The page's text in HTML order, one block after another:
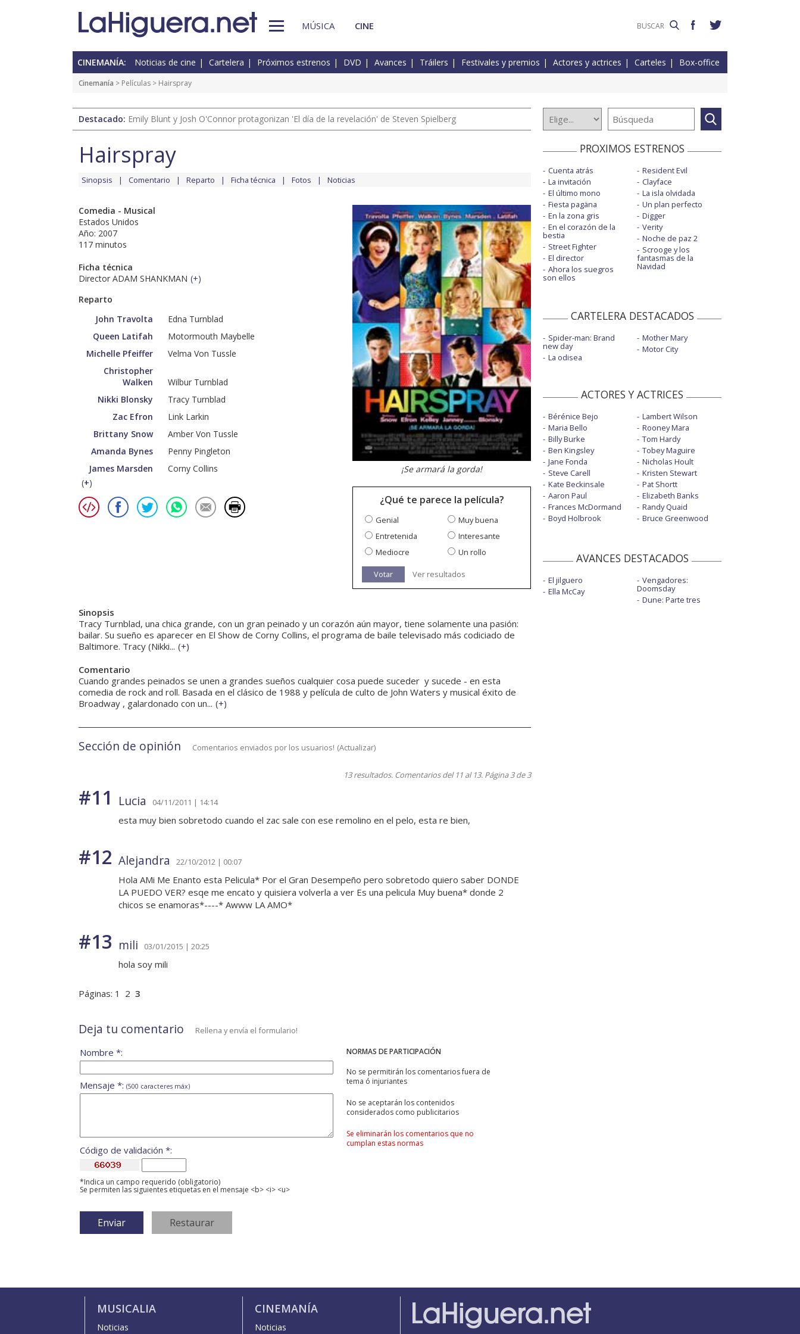
MÚSICA CINE
CINEMANÍA: Noticias de cine Cartelera Próximos estrenos DVD Avances Tráilers Festivales y premios Actores y actrices Carteles Box-office
Cinemanía > Películas > Hairspray
Destacado: Emily Blunt y Josh O'Connor protagonizan 'El día de la revelación' de Steven Spielberg
Hairspray
Sinopsis Comentario Reparto Ficha técnica Fotos Noticias
Comedia - Musical
Estados Unidos
Año: 2007
117 minutos
Ficha técnica
Director ADAM SHANKMAN (+)
Reparto
John Travolta
Edna Turnblad
Queen Latifah
Motormouth Maybelle
Michelle Pfeiffer
Velma Von Tussle
Christopher
Walken
Wilbur Turnblad
Nikki Blonsky
Tracy Turnblad
Zac Efron
Link Larkin
Brittany Snow
Amber Von Tussle
Amanda Bynes
Penny Pingleton
James Marsden
Corny Collins
(+)
¡Se armará la gorda!
¿Qué te parece la película?
Genial
Muy buena
Entretenida
Interesante
Mediocre
Un rollo
Votar Ver resultados
Sinopsis
Tracy Turnblad, una chica grande, con un gran peinado y un corazón aún mayor, tiene solamente una pasión:
bailar. Su sueño es aparecer en El Show de Corny Collins, el programa de baile televisado más codiciado de
Baltimore. Tracy (Nikki... (+)
Comentario
Cuando grandes peinados se unen a grandes sueños cualquier cosa puede suceder  y sucede - en esta
comedia de rock and roll. Basada en el clásico de 1988 y película de culto de John Waters y musical éxito de
Broadway , galardonado con un... (+)
Sección de opinión Comentarios enviados por los usuarios! (Actualizar)
13 resultados. Comentarios del 11 al 13. Página 3 de 3
#11 Lucia 04/11/2011 | 14:14
esta muy bien sobretodo cuando el zac sale con ese remolino en el pelo, esta re bien,
#12 Alejandra 22/10/2012 | 00:07
Hola AMi Me Enanto esta Pelicula* Por el Gran Desempeño pero sobretodo quiero saber DONDE
LA PUEDO VER? esqe me encato y quisiera volverla a ver Es una pelicula Muy buena* donde 2
chicos se enamoras*----* Awww LA AMO*
#13 mili 03/01/2015 | 20:25
hola soy mili
Páginas: 1 2 3
Deja tu comentario Rellena y envía el formulario!
NORMAS DE PARTICIPACIÓN
No se permitirán los comentarios fuera de
tema ó injuriantes
No se aceptarán los contenidos
considerados como publicitarios
Se eliminarán los comentarios que no
cumplan estas normas
Nombre *:
Mensaje *: (500 caracteres máx)
Código de validación *:
*Indica un campo requerido (obligatorio)
Se permiten las siguientes etiquetas en el mensaje <b> <i> <u>
PROXIMOS ESTRENOS
Cuenta atrás
La invitación
El último mono
Fiesta pagäna
En la zona gris
En el corazón de la
bestia
Street Fighter
El director
Ahora los suegros
son ellos
Resident Evil
Clayface
La isla olvidada
Un plan perfecto
Digger
Verity
Noche de paz 2
Scrooge y los
fantasmas de la
Navidad
CARTELERA DESTACADOS
Spider-man: Brand
new day
La odisea
Mother Mary
Motor City
ACTORES Y ACTRICES
Bérénice Bejo
Maria Bello
Billy Burke
Ben Kingsley
Jane Fonda
Steve Carell
Kate Beckinsale
Aaron Paul
Frances McDormand
Boyd Holbrook
Lambert Wilson
Rooney Mara
Tom Hardy
Tobey Maguire
Nicholas Hoult
Kristen Stewart
Pat Shortt
Elizabeth Banks
Randy Quaid
Bruce Greenwood
AVANCES DESTACADOS
El jilguero
Ella McCay
Vengadores:
Doomsday
Dune: Parte tres
MUSICALIA
Noticias
CINEMANÍA
Noticias